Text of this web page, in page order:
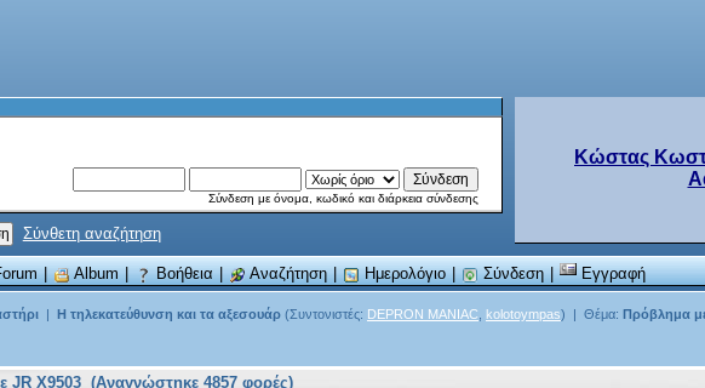
Σύνδεση με όνομα, κωδικό και διάρκεια σύνδεσης
Σύνθετη αναζήτηση
Κώστας
| Album| Βοήθεια| Αναζήτηση| Ημερολόγιο| Σύνδεση| Εγγραφή
| Η τηλεκατεύθυνση και τα αξεσουάρ (Συντονιστές: DEPRON MANIAC kolotoympas) | Θέμα: Πρόβλημα
JR X9503 (Αναγνώστηκε 4857 φορές)